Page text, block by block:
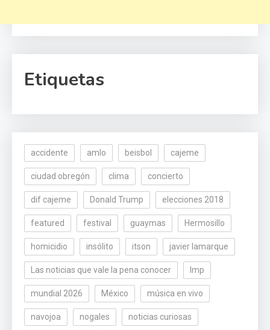
Etiquetas
accidente amlo beisbol cajeme
ciudad obregón clima concierto
dif cajeme Donald Trump elecciones 2018
featured festival guaymas Hermosillo
homicidio insólito itson javier lamarque
Las noticias que vale la pena conocer lmp
mundial 2026 México música en vivo
navojoa nogales noticias curiosas